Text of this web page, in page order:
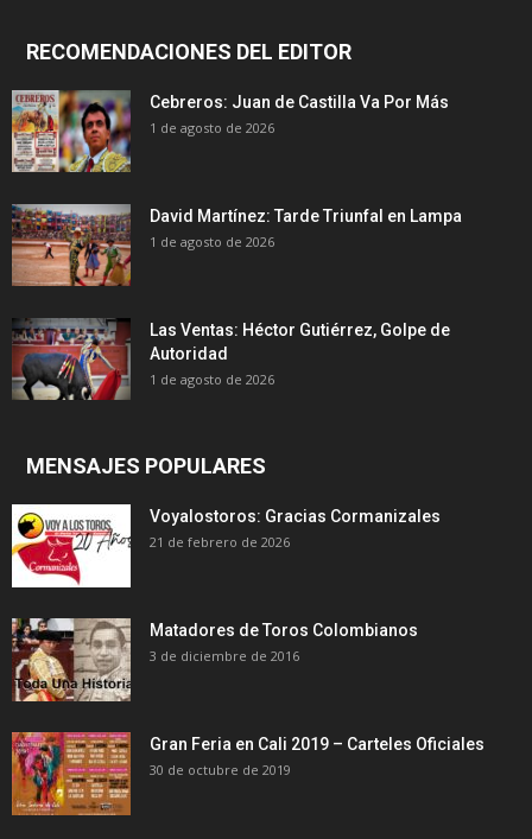
RECOMENDACIONES DEL EDITOR
Cebreros: Juan de Castilla Va Por Más
1 de agosto de 2026
David Martínez: Tarde Triunfal en Lampa
1 de agosto de 2026
Las Ventas: Héctor Gutiérrez, Golpe de
Autoridad
1 de agosto de 2026
MENSAJES POPULARES
Voyalostoros: Gracias Cormanizales
21 de febrero de 2026
Matadores de Toros Colombianos
3 de diciembre de 2016
Gran Feria en Cali 2019 – Carteles Oficiales
30 de octubre de 2019